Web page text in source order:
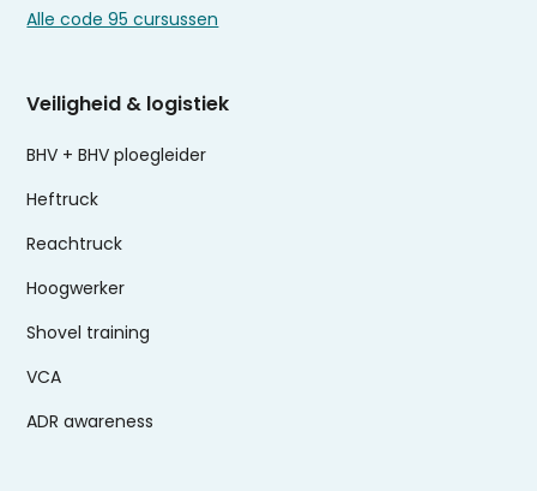
Alle code 95 cursussen
Veiligheid & logistiek
BHV + BHV ploegleider
Heftruck
Reachtruck
Hoogwerker
Shovel training
VCA
ADR awareness